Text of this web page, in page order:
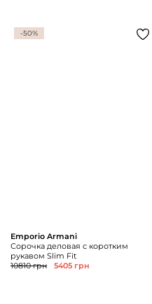
-50%
Emporio Armani
Сорочка деловая с коротким
рукавом Slim Fit
10810 грн
5405 грн